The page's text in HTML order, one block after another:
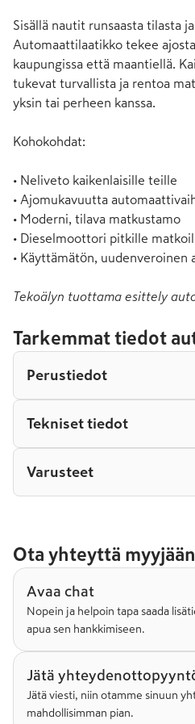
Sisällä nautit runsaasta tilasta
Automaattilaatikko tekee
kaupungissa että maantiellä.
tukevat turvallista ja rentoa
yksin tai perheen kanssa.
Kohokohdat:
• Neliveto kaikenlaisille teille
• Ajomukavuutta
• Moderni, tilava matkustamo
• Dieselmoottori pitkille
• Käyttämätön, uudenveroinen
Tekoälyn tuottama esittely
Tarkemmat tiedot
Perustiedot
Tekniset tiedot
Varusteet
Ota yhteyttä myyjään
Avaa chat
Nopein ja helpoin tapa saada
apua sen hankkimiseen.
Jätä
Jätä viesti, niin otamme sinuun
mahdollisimman pian.